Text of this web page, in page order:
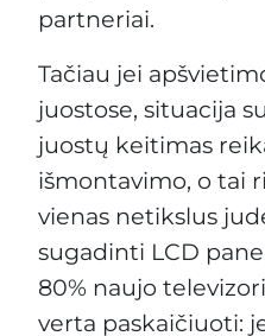
partneriai.
Tačiau jei
juostose, situacija
juostų keitimas
išmontavimo, o tai
vienas netikslus
sugadinti LCD
80% naujo
verta paskaičiuoti: